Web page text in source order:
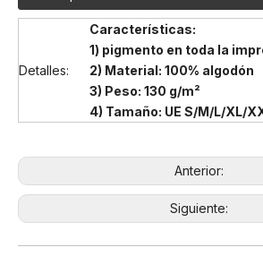
Detalles:
Características:
1) pigmento en toda la
2) Material: 100% algodón
3) Peso: 130 g/m²
4) Tamaño: UE S/M/L/XL/
Anterior:
Siguiente: